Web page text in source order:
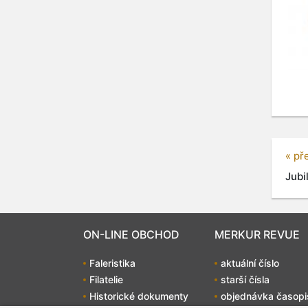
«
ON-LINE OBCHOD
Faleristika
Filatelie
Historické dokumenty
MERKUR REVUE
aktuální číslo
starší čísla
objednávka